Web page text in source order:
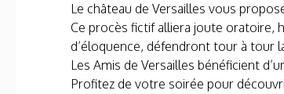
Le château de Versailles vous
Ce procès fictif alliera joute oratoire,
d’éloquence, défendront tour à tour
Les Amis de Versailles bénéficient
Profitez de votre soirée pour